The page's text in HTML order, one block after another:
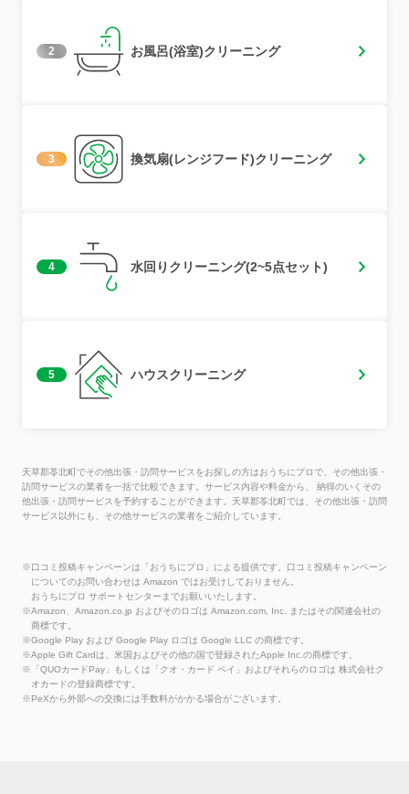
2 お風呂(浴室)クリーニング
3 換気扇(レンジフード)クリーニング
4 水回りクリーニング(2~5点セット)
5 ハウスクリーニング
天草郡苓北町でその他出張・訪問サービスをお探しの方はおうちにプロで、その他出張・
訪問サービスの業者を一括で比較できます。サービス内容や料金から、 納得のいくその
他出張・訪問サービスを予約することができます。天草郡苓北町では、その他出張・訪問
サービス以外にも、その他サービスの業者をご紹介しています。
※口コミ投稿キャンペーンは「おうちにプロ」による提供です。口コミ投稿キャンペーン
についてのお問い合わせは Amazon ではお受けしておりません。
おうちにプロ サポートセンターまでお願いいたします。
※Amazon、Amazon.co.jp およびそのロゴは Amazon.com, Inc. またはその関連会社の
商標です。
※Google Play および Google Play ロゴは Google LLC の商標です。
※Apple Gift Cardは、米国およびその他の国で登録されたApple Inc.の商標です。
※「QUOカードPay」もしくは「クオ・カード ペイ」およびそれらのロゴは 株式会社ク
オカードの登録商標です。
※PeXから外部への交換には手数料がかかる場合がございます。